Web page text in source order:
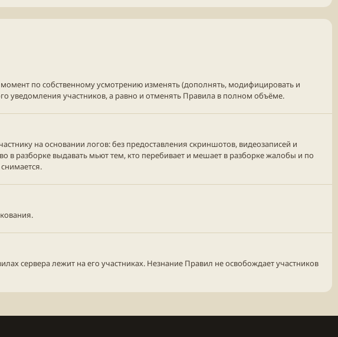
по собственному усмотрению изменять (дополнять, модифицировать и
уведомления участников, а равно и отменять Правила в полном объёме.
на основании логов: без предоставления скриншотов, видеозаписей и
в разборке выдавать мьют тем, кто перебивает и мешает в разборке жалобы и по
сервера лежит на его участниках. Незнание Правил не освобождает участников